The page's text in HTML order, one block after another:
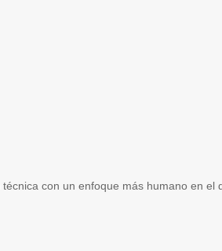
técnica con un enfoque más humano en el